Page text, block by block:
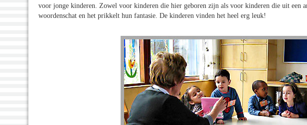
voor jonge kinderen. Zowel voor kinderen die hier geboren zijn als voor kinderen die uit een
woordenschat en het prikkelt hun fantasie. De kinderen vinden het heel erg leuk!